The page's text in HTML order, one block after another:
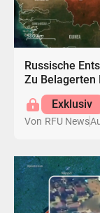
Russische
Zu Belagerten
Exklusiv
Von RFU News